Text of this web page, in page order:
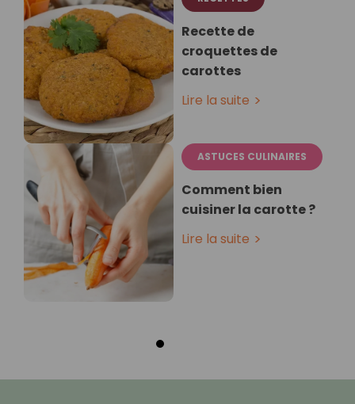
Recette de
croquettes de
carottes
Lire la suite
ASTUCES CULINAIRES
Comment bien
cuisiner la carotte ?
Lire la suite